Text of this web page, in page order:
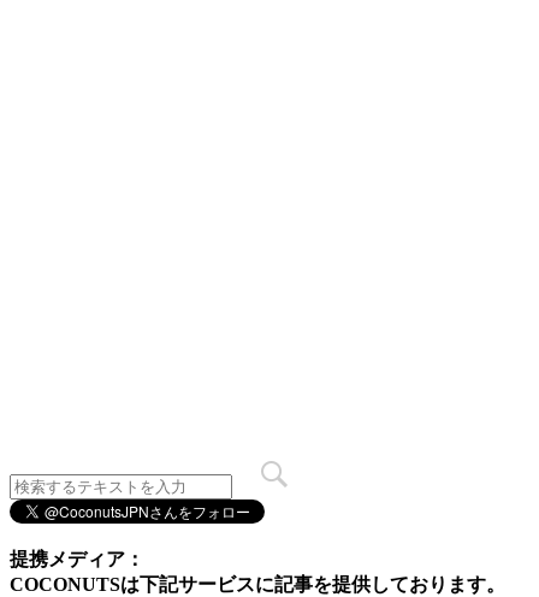
提携メディア：
COCONUTSは下記サービスに記事を提供しております。